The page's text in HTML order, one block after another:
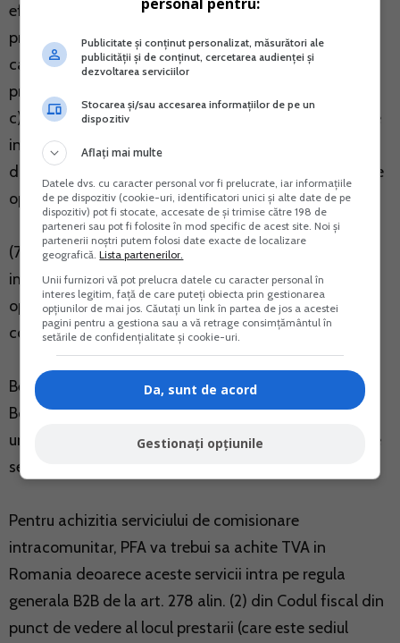
efectuat-o, impozabila in Romania in conditiile
prevazute la art. 275 alin. (2), cu exceptia cazului in
care persoana impozabila utilizeaza regimul special
prevazut la art. 315;
c) pentru livrarile intracomunitare de bunuri efectuate
in conditiile prevazute la art. 294 alin. (2) lit. a) - c);
d) pentru orice avans incasat in legatura cu una dintre
operatiunile mentionate la lit. a) si b).
(7) Prin exceptie de la alin. (6) lit. a) si d), persoana
impozabila nu are obligatia emiterii de facturi pentru
operatiunile scutite fara drept de deducere a taxei
conform art. 292 alin. (1) si (2).
Beneficiarul serviciilor de cazare nu este
Booking/AirBNB, ci clientul care se cazeaza. Prin
urmare, PFA trebuie sa emita facturi catre clientii care
se cazeaza.
Pentru achizitia serviciului de comisionare
intracomunitar, PFA va trebui sa achite TVA in
Romania deoarece aceste servicii intra pe regula
generala B2B de la art. 278 alin. (2) din Codul fiscal din
punct de vedere al locul prestarii (care este sediul
Publicitate și conținut personalizat, măsurători ale
publicității și de conținut, cercetarea audienței și
dezvoltarea serviciilor
Stocarea și/sau accesarea informațiilor de pe un
dispozitiv
Aflați mai multe
Datele dvs. cu caracter personal vor fi prelucrate, iar informațiile
de pe dispozitiv (cookie-uri, identificatori unici și alte date de pe
dispozitiv) pot fi stocate, accesate de și trimise către 198 de
parteneri sau pot fi folosite în mod specific de acest site. Noi și
partenerii noștri putem folosi date exacte de localizare
geografică.Lista partenerilor.
Unii furnizori vă pot prelucra datele cu caracter personal în
interes legitim, față de care puteți obiecta prin gestionarea
opțiunilor de mai jos. Căutați un link în partea de jos a acestei
pagini pentru a gestiona sau a vă retrage consimțământul în
setările de confidențialitate și cookie-uri.
Da, sunt de acord
Gestionați opțiunile